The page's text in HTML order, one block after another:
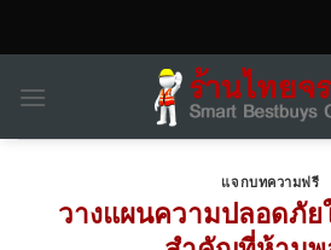
แจกบทความฟรี
วางแผนความปลอดภัย